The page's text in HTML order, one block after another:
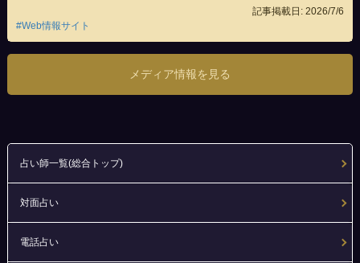
記事掲載日: 2026/7/6
#Web情報サイト
メディア情報を見る
占い師一覧(総合トップ)
対面占い
電話占い